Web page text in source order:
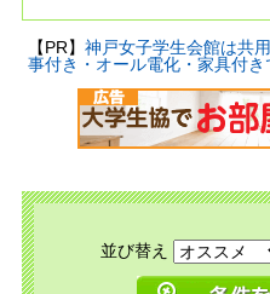
【PR】 神戸女子学生会館は共
事付き・オール電化・家具付
並び替え